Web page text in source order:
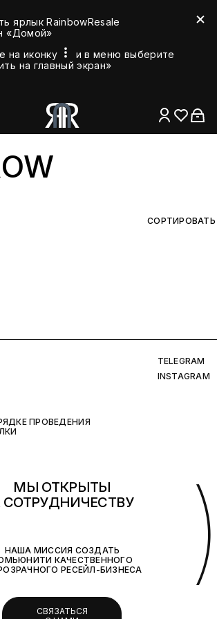
ярлык RainbowResale
«Домой»
на иконку
и в меню выберите
на главный экран»
СОРТИРОВАТЬ
ПРОВЕДЕНИЯ
TELEGRAM
INSTAGRAM
МЫ ОТКРЫТЫ
СОТРУДНИЧЕСТВУ
НАША МИССИЯ СОЗДАТЬ
КАЧЕСТВЕННОГО
РЕСЕЙЛ-БИЗНЕСА
СВЯЗАТЬСЯ